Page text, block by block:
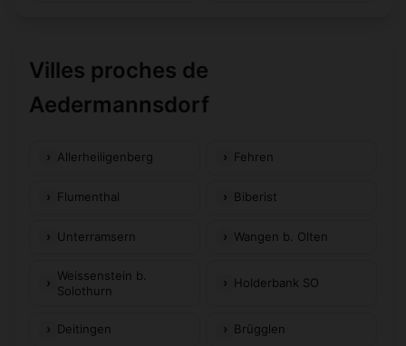
Villes proches de
Aedermannsdorf
Allerheiligenberg Fehren
Flumenthal Biberist
Unterramsern Wangen b. Olten
Weissenstein b.
Solothurn
Holderbank SO
Deitingen Brügglen